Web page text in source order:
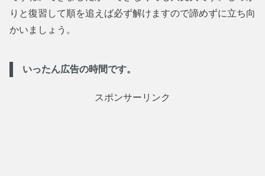
りと復習して順を追えば必ず解けますので諦めずに立ち向
かいましょう。
いったん広告の時間です。
スポンサーリンク